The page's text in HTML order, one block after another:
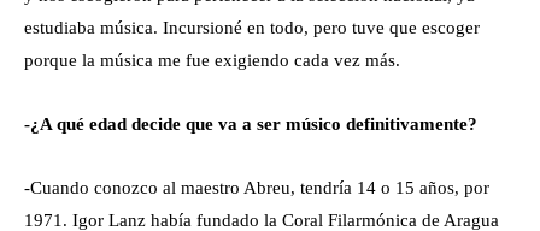
estudiaba música. Incursioné en todo, pero tuve que escoger
porque la música me fue exigiendo cada vez más.
-¿A qué edad decide que va a ser músico definitivamente?
-Cuando conozco al maestro Abreu, tendría 14 o 15 años, por
1971. Igor Lanz había fundado la Coral Filarmónica de Aragua